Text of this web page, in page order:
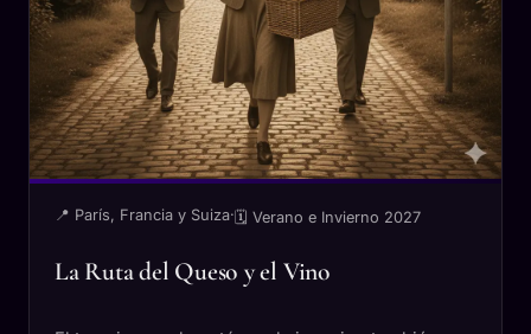
📍 París, Francia y Suiza· 🗓 Verano e Invierno 2027
La Ruta del Queso y el Vino